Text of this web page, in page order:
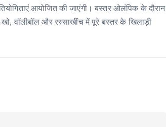
आयोजित की जाएंगी। बस्तर ओलंपिक के दौरान
वॉलीबॉल और रस्साखींच में पूरे बस्तर के खिलाड़ी